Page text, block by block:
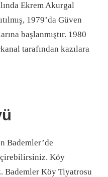
Ekrem Akurgal
1979’da Güven
başlanmıştır. 1980
tarafından kazılara
Bademler’de
Köy
Bademler Köy Tiyatrosu